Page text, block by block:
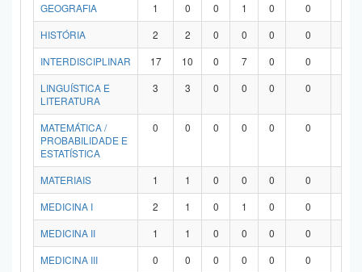
GEOGRAFIA
1 0 0 1 0 0
HISTÓRIA
2 2 0 0 0 0
INTERDISCIPLINAR
17 10 0 7 0 0
LINGUÍSTICA E
LITERATURA
3 3 0 0 0 0
MATEMÁTICA /
PROBABILIDADE E
ESTATÍSTICA
0 0 0 0 0 0
MATERIAIS 1 1 0 0 0 0
MEDICINA I
2 1 0 1 0 0
MEDICINA II
1 1 0 0 0 0
MEDICINA III
0 0 0 0 0 0